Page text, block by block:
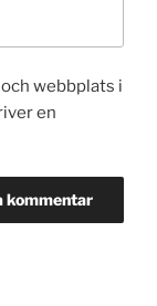
webbplats i
en